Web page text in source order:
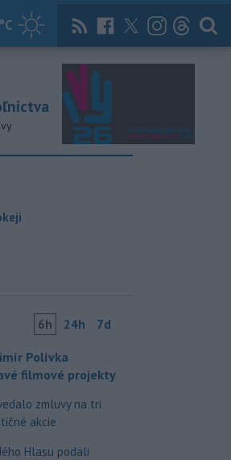
°C Magazín News Now Archív
6h 24h 7d
Polívka
filmové projekty
zmluvy na tri
akcie
Hlasu podali